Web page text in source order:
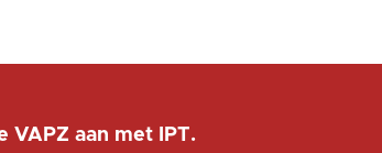
VAPZ aan met IPT.